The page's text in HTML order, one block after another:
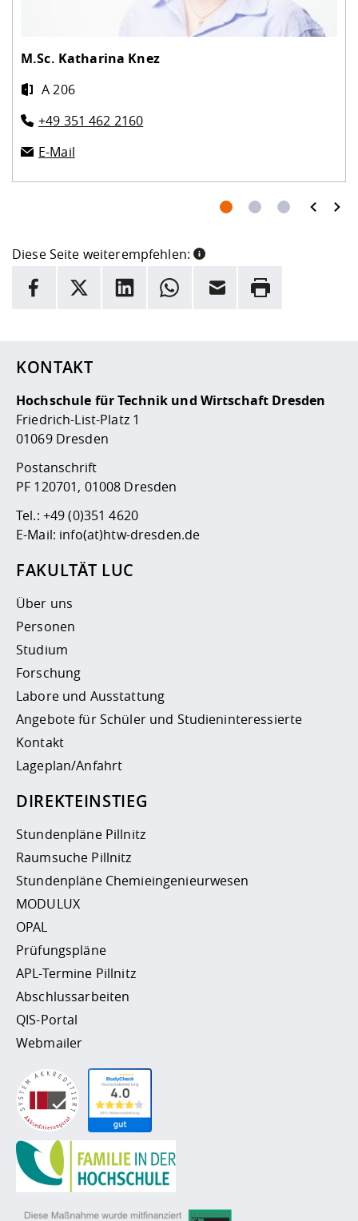
M.Sc. Katharina Knez
A 206
+49 351 462 2160
E-Mail
prev next
Diese Seite weiterempfehlen:
INFORMATION
Facebook
X LinkedInWhatsappE-Mail Drucken
KONTAKT
Hochschule für Technik und Wirtschaft Dresden
Friedrich-List-Platz 1
01069 Dresden
Postanschrift
PF 120701, 01008 Dresden
Tel.: +49 (0)351 4620
E-Mail: info(at)htw-dresden.de
FAKULTÄT LUC
Über uns
Personen
Studium
Forschung
Labore und Ausstattung
Angebote für Schüler und Studieninteressierte
Kontakt
Lageplan/Anfahrt
DIREKTEINSTIEG
Stundenpläne Pillnitz
Raumsuche Pillnitz
Stundenpläne Chemieingenieurwesen
MODULUX
OPAL
Prüfungspläne
APL-Termine Pillnitz
Abschlussarbeiten
QIS-Portal
Webmailer